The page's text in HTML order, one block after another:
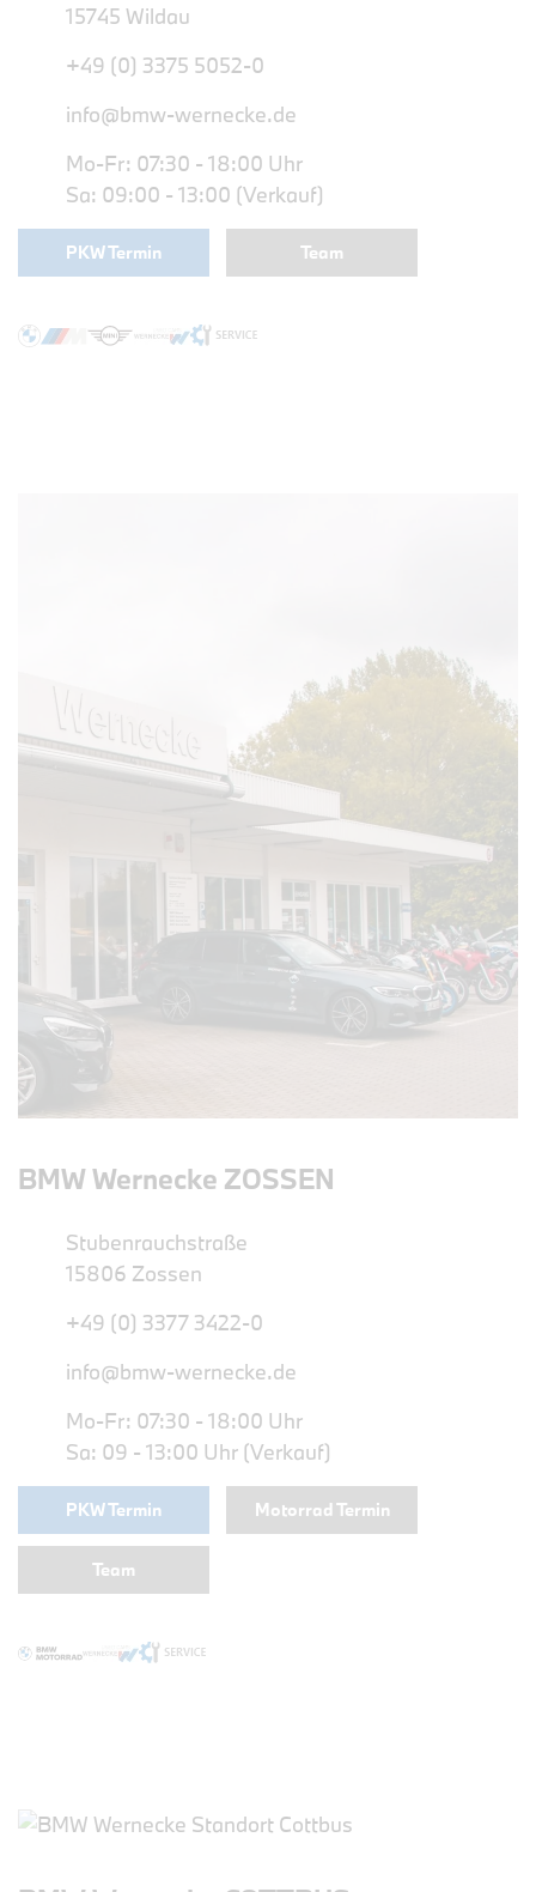
15745 Wildau
+49 (0) 3375 5052-0
info@bmw-wernecke.de
Mo-Fr: 07:30 - 18:00 Uhr
Sa: 09:00 - 13:00 (Verkauf)
PKW Termin Team
BMW Wernecke ZOSSEN
Stubenrauchstraße
15806 Zossen
+49 (0) 3377 3422-0
info@bmw-wernecke.de
Mo-Fr: 07:30 - 18:00 Uhr
Sa: 09 - 13:00 Uhr (Verkauf)
PKW Termin Motorrad Termin
Team